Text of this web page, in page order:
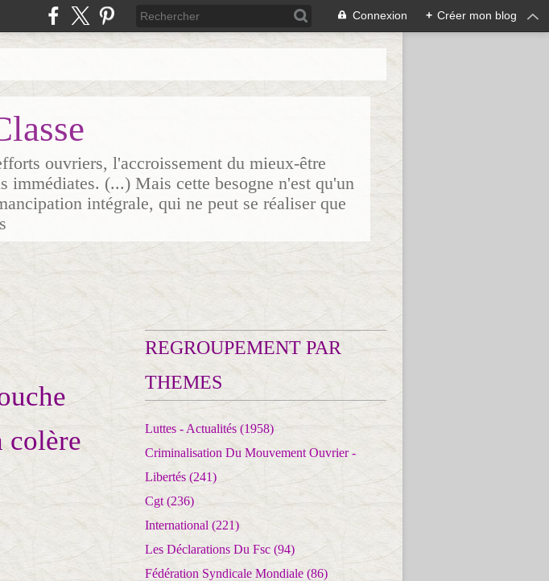
Connexion + Créer mon blog
ouvriers, l'accroissement du mieux-être
(...) Mais cette besogne n'est qu'un
intégrale, qui ne peut se réaliser que
colère
REGROUPEMENT PAR
THEMES
Luttes - Actualités (1958)
Criminalisation Du Mouvement Ouvrier -
Libertés (241)
Cgt (236)
International (221)
Les Déclarations Du Fsc (94)
Fédération Syndicale Mondiale (86)